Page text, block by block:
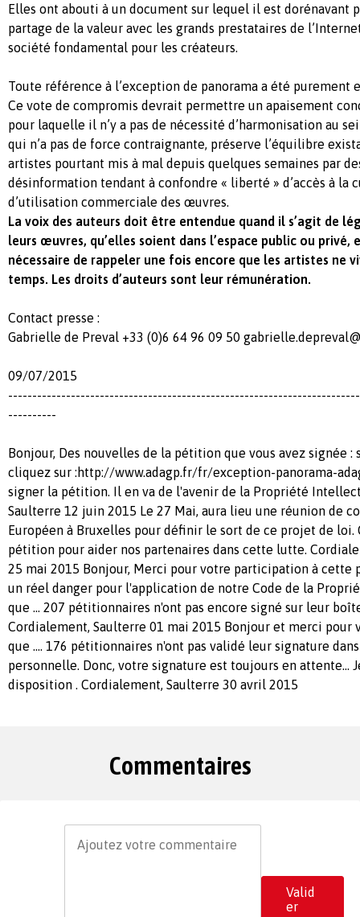
Elles ont abouti à un document sur lequel il est dorénavant
partage de la valeur avec les grands prestataires de
société fondamental pour les créateurs.
Toute référence à l’exception de panorama a été purement
Ce vote de compromis devrait permettre un apaisement
pour laquelle il n’y a pas de nécessité d’harmonisation au
qui n’a pas de force contraignante, préserve l’équilibre
artistes pourtant mis à mal depuis quelques semaines par
désinformation tendant à confondre « liberté » d’accès à la
d’utilisation commerciale des œuvres.
La voix des auteurs doit être entendue quand il s’agit de
leurs œuvres, qu’elles soient dans l’espace public ou privé,
nécessaire de rappeler une fois encore que les artistes ne
temps. Les droits d’auteurs sont leur rémunération.
Contact presse :
Gabrielle de Preval +33 (0)6 64 96 09 50
09/07/2015
----------
Bonjour, Des nouvelles de la pétition que vous avez signée :
cliquez sur :http://www.adagp.fr/fr/exception-panorama-
signer la pétition. Il en va de l'avenir de la Propriété
Saulterre 12 juin 2015 Le 27 Mai, aura lieu une réunion de
Européen à Bruxelles pour définir le sort de ce projet de loi.
pétition pour aider nos partenaires dans cette lutte.
25 mai 2015 Bonjour, Merci pour votre participation à cette
un réel danger pour l'application de notre Code de la
que ... 207 pétitionnaires n'ont pas encore signé sur leur
Cordialement, Saulterre 01 mai 2015 Bonjour et merci pour
que .... 176 pétitionnaires n'ont pas validé leur signature
personnelle. Donc, votre signature est toujours en attente...
disposition . Cordialement, Saulterre 30 avril 2015
Commentaires
Valid
er